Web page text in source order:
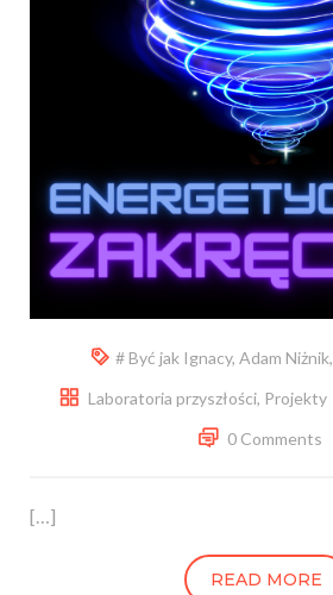
# Być jak Ignacy, Adam Niżnik,
Laboratoria przyszłości, Projekty
0 Comments
[…]
READ MORE